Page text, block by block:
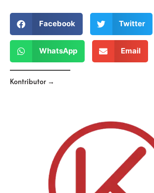
Facebook Twitter
WhatsApp Email
Kontributor →